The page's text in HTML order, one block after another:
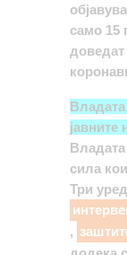
само 15
доведат
јавните
сила
Три
,